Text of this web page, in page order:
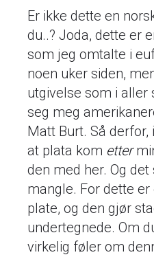
Er ikke dette en
du..? Joda, dette er
som jeg omtalte i
noen uker siden,
utgivelse som i
seg meg
Matt Burt. Så
at plata kom etter
den med her. Og
mangle. For dette
plate, og den gjør
undertegnede. Om
virkelig føler om